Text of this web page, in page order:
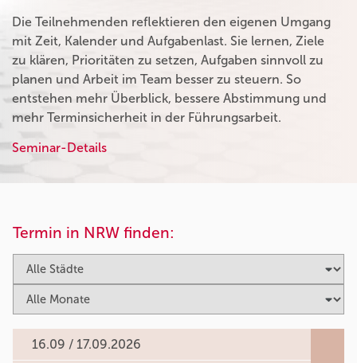
Die Teilnehmenden reflektieren den eigenen Umgang
mit Zeit, Kalender und Aufgabenlast. Sie lernen, Ziele
zu klären, Prioritäten zu setzen, Aufgaben sinnvoll zu
planen und Arbeit im Team besser zu steuern. So
entstehen mehr Überblick, bessere Abstimmung und
mehr Terminsicherheit in der Führungsarbeit.
Seminar-Details
Termin in NRW finden:
16.09 / 17.09.2026